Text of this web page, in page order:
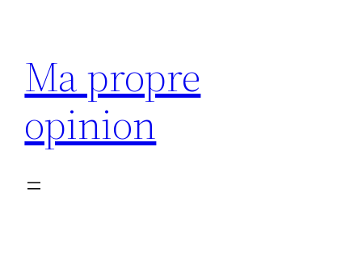
contenu
Ma propre
opinion